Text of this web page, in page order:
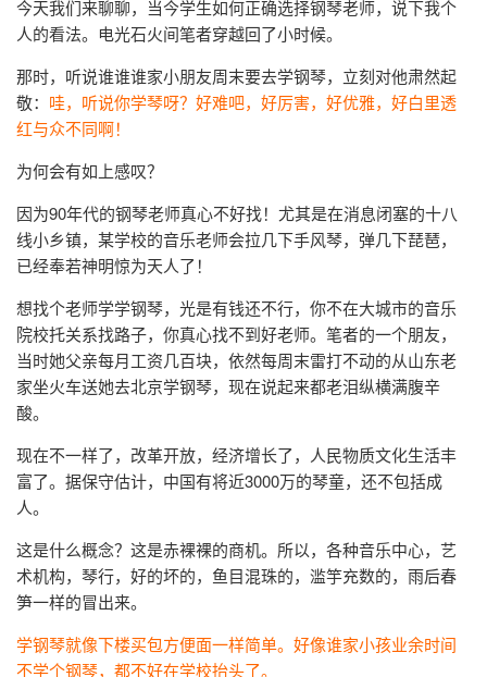
今天我们来聊聊，当今学生如何正确选择钢琴老师，说下我个
人的看法。电光石火间笔者穿越回了小时候。
那时，听说谁谁谁家小朋友周末要去学钢琴，立刻对他肃然起
敬： 哇，听说你学琴呀？好难吧，好厉害，好优雅，好白里透
红与众不同啊！
为何会有如上感叹？
因为90年代的钢琴老师真心不好找！尤其是在消息闭塞的十八
线小乡镇，某学校的音乐老师会拉几下手风琴，弹几下琵琶，
已经奉若神明惊为天人了！
想找个老师学学钢琴，光是有钱还不行，你不在大城市的音乐
院校托关系找路子，你真心找不到好老师。笔者的一个朋友，
当时她父亲每月工资几百块，依然每周末雷打不动的从山东老
家坐火车送她去北京学钢琴，现在说起来都老泪纵横满腹辛
酸。
现在不一样了，改革开放，经济增长了，人民物质文化生活丰
富了。据保守估计，中国有将近3000万的琴童，还不包括成
人。
这是什么概念？这是赤裸裸的商机。所以，各种音乐中心，艺
术机构，琴行，好的坏的，鱼目混珠的，滥竽充数的，雨后春
笋一样的冒出来。
学钢琴就像下楼买包方便面一样简单。好像谁家小孩业余时间
不学个钢琴，都不好在学校抬头了。